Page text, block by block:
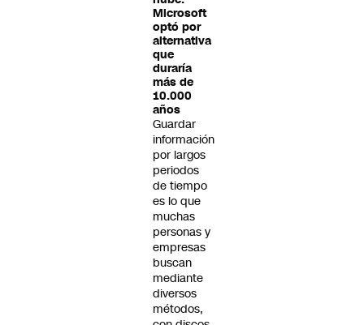
Microsoft
optó por
alternativa
que
duraría
más de
10.000
años
Guardar
información
por largos
periodos
de tiempo
es lo que
muchas
personas y
empresas
buscan
mediante
diversos
métodos,